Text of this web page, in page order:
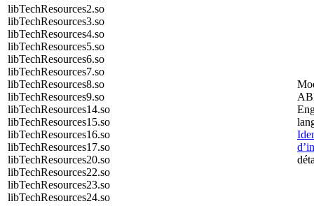
libTechResources2.so
libTechResources3.so
libTechResources4.so
libTechResources5.so
libTechResources6.so
libTechResources7.so
libTechResources8.so
libTechResources9.so
libTechResources14.so
libTechResources15.so
libTechResources16.so
libTechResources17.so
libTechResources20.so
libTechResources22.so
libTechResources23.so
libTechResources24.so